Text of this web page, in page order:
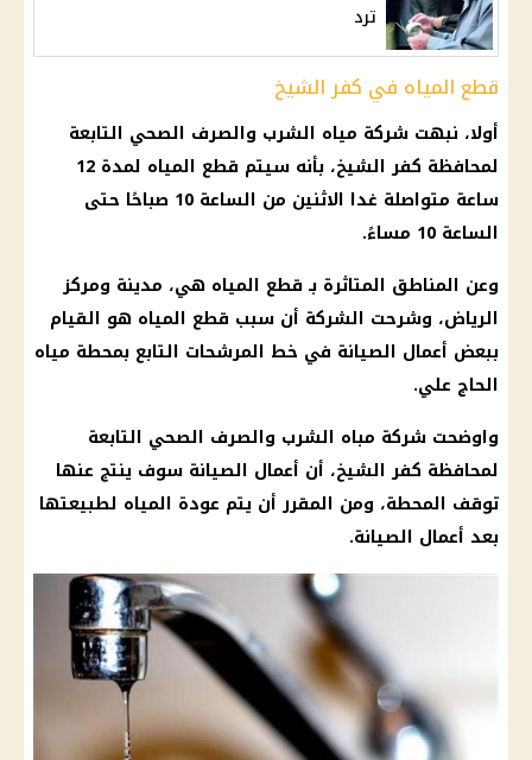
ترد
قطع المياه في كفر الشيخ
أولا، نبهت شركة مياه الشرب والصرف الصحي التابعة
لمحافظة كفر الشيخ، بأنه سيتم قطع المياه لمدة 12
ساعة متواصلة غدا الاثنين من الساعة
الساعة
وعن المناطق المتاثرة بـ قطع المياه هي، مدينة ومركز
الرياض، وشرحت الشركة أن سبب قطع المياه هو القيام
ببعض أعمال الصيانة في خط المرشحات التابع بمحطة مياه
الحاج علي.
واوضحت شركة مباه الشرب والصرف الصحي التابعة
لمحافظة كفر الشيخ، أن أعمال الصيانة سوف ينتج عنها
توقف المحطة، ومن المقرر أن يتم عودة المياه لطبيعتها
بعد أعمال الصيانة.